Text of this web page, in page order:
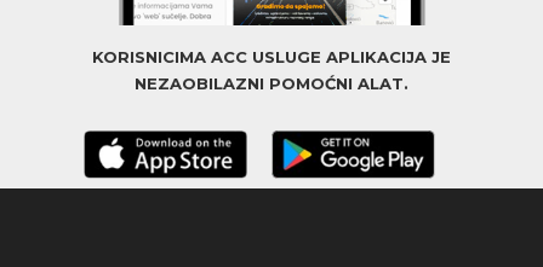
KORISNICIMA ACC USLUGE APLIKACIJA JE
NEZAOBILAZNI POMOĆNI ALAT.